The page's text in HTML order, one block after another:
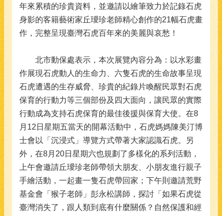
年來累積的珍貴資料，並邀請以繪筆致力於記錄石虎
身影的客籍藝術家丘璦珍老師精心創作的21幅石虎畫
作，完整呈現臺灣石虎百年來的美麗與哀愁！
北市動保處表示，本次展覽內容分為：以水彩畫
作展現石虎動人的生命力、六隻石虎的生命故事呈現
石虎遭遇的生存威脅、珍貴的紀錄片喚醒民眾對石虎
保育的行動力等三個部份及四大面向，讓民眾的實際
行動成為支持石虎保育的最佳後援與保育大使。在8
月12日星期五當天的開幕活動中，石虎媽媽陳美汀博
士會以「沉浸式」導覽方式帶著大家認識石虎。另
外，在8月20日星期六也規劃了多樣化的系列活動，
上午會邀請丘璦珍老師帶領大朋友、小朋友進行親子
手繪活動，一起畫一隻石虎帶回家；下午則邀請荒野
基金會「猴子老師」彭永松講師，探討「如果石虎從
臺灣消失了，跟人類到底有什麼關係？自然保護和經